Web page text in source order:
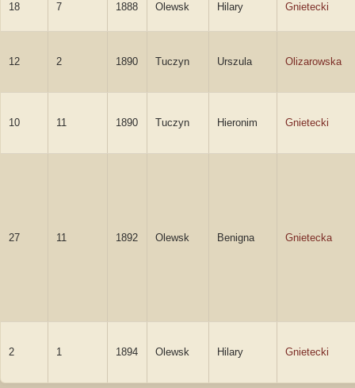
18 7 1888 Olewsk Hilary Gnietecki
12 2 1890 Tuczyn Urszula Olizarowska
10 11 1890 Tuczyn Hieronim Gnietecki
27 11 1892 Olewsk Benigna Gnietecka
2 1 1894 Olewsk Hilary Gnietecki